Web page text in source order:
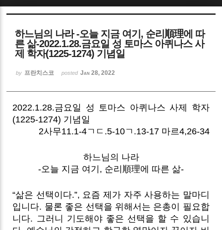
하느님의 나라 -오늘 지금 여기, 순리順理에 따
른 삶-2022.1.28.금요일 성 토마스 아퀴나스 사
제 학자(1225-1274) 기념일
by 프란치스코 posted Jan 28, 2022
2022.1.28.금요일 성 토마스 아퀴나스 사제 학자
(1225-1274) 기념일
2사무11.1-4ㄱㄷ.5-10ㄱ.13-17 마르4,26-34
하느님의 나라
-오늘 지금 여기, 순리順理에 따른 삶-
“삶은 선택이다.”, 요즘 제가 자주 사용하는 말마디
입니다. 물론 좋은 선택을 위해서는 은총이 필요합
니다. 그러니 기도해야 좋은 선택을 할 수 있습니
Sketchbook5, 스케치북5
Sketchbook5, 스케치북5